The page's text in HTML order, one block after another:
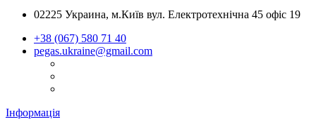
02225 Украина, м.Київ вул. Електротехнічна 45 офіс 19
+38 (067) 580 71 40
pegas.ukraine@gmail.com
Інформація